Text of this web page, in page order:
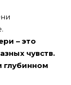
– это
чувств.
глубинном